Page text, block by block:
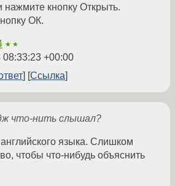
нажмите кнопку Открыть.
ОК.
★★
08:33:23 +00:00
Ссылка
что-нить слышал?
английского языка. Слишком
чтобы что-нибудь объяснить